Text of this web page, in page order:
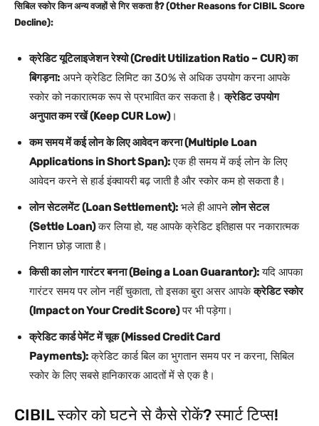
सिबिल स्कोर किन अन्य वजहों से गिर सकता है? (Other Reasons for CIBIL Score
Decline):
क्रेडिट यूटिलाइजेशन रेश्यो (Credit Utilization Ratio – CUR) का
बिगड़ना: अपने क्रेडिट लिमिट का 30% से अधिक उपयोग करना आपके
स्कोर को नकारात्मक रूप से प्रभावित कर सकता है।क्रेडिट उपयोग
अनुपात कम रखें (Keep CUR Low)।
कम समय में कई लोन के लिए आवेदन करना (Multiple Loan
Applications in Short Span):एक ही समय में कई लोन के लिए
आवेदन करने से हार्ड इंक्वायरी बढ़ जाती है और स्कोर कम हो सकता है।
लोन सेटलमेंट (Loan Settlement): भले ही आपनेलोन सेटल
(Settle Loan)कर लिया हो, यह आपके क्रेडिट इतिहास पर नकारात्मक
निशान छोड़ जाता है।
किसी का लोन गारंटर बनना (Being a Loan Guarantor):यदि आपका
गारंटर समय पर लोन नहीं चुकाता, तो इसका बुरा असर आपकेक्रेडिट स्कोर
(Impact on Your Credit Score)पर भी पड़ेगा।
क्रेडिट कार्ड पेमेंट में चूक (Missed Credit Card
Payments):क्रेडिट कार्ड बिल का भुगतान समय पर न करना, सिबिल
स्कोर के लिए सबसे हानिकारक आदतों में से एक है।
CIBIL स्कोर को घटने से कैसे रोकें? स्मार्ट टिप्स!